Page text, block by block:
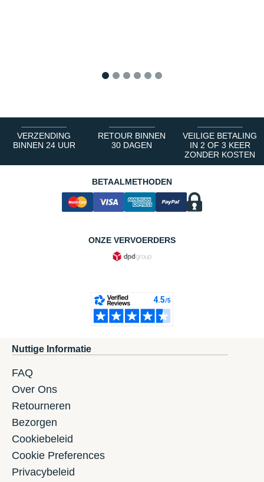
VERZENDING
BINNEN 24 UUR
RETOUR BINNEN
30 DAGEN
VEILIGE BETALING
IN 2 OF 3 KEER
ZONDER KOSTEN
BETAALMETHODEN
ONZE VERVOERDERS
Nuttige Informatie
FAQ
Over Ons
Retourneren
Bezorgen
Cookiebeleid
Cookie Preferences
Privacybeleid